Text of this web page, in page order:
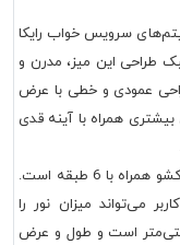
سرویس خواب رایکا
این میز، مدرن و
عمودی و خطی با عرض
همراه با آینه قدی
میز آرایش رایکا علاوه بر یک آینه قدی دارای یک کشو همراه با 6 طبقه است.
می‌تواند میزان نور را
ارتفاع میز آرایش مدل رایکا، 180 سانتی‌متر است و طول و عرض